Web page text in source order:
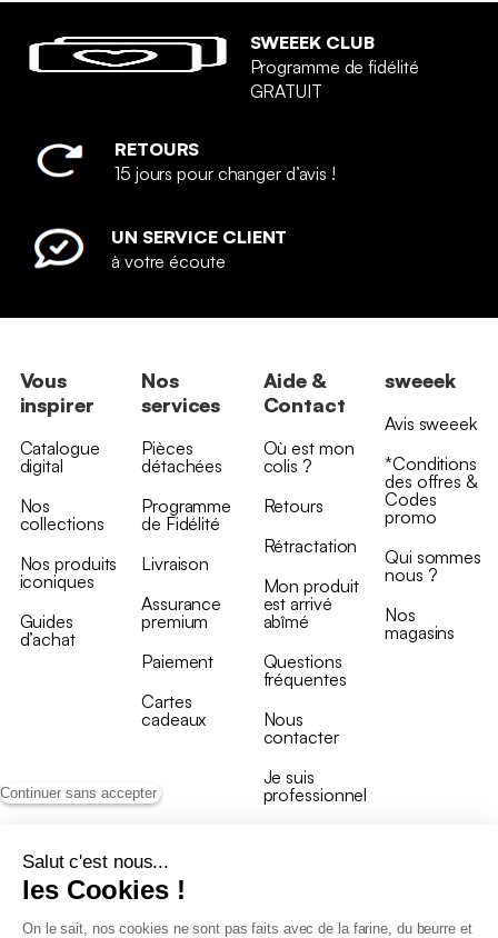
Continuer sans accepter
Salut c'est nous...
les Cookies !
On le sait, nos cookies ne sont pas faits avec de la farine, du beurre et
SWEEEK CLUB
Programme de fidélité
GRATUIT
RETOURS
15 jours pour changer d’avis !
UN SERVICE CLIENT
à votre écoute
Vous
inspirer
Catalogue
digital
Nos
collections
Nos produits
iconiques
Guides
d’achat
Nos
services
Pièces
détachées
Programme
de Fidélité
Livraison
Assurance
premium
Paiement
Cartes
cadeaux
Aide &
Contact
Où est mon
colis ?
Retours
Rétractation
Mon produit
est arrivé
abîmé
Questions
fréquentes
Nous
contacter
Je suis
professionnel
sweeek
Avis sweeek
*Conditions
des offres &
Codes
promo
Qui sommes
nous ?
Nos
magasins
Conditions générales de vente